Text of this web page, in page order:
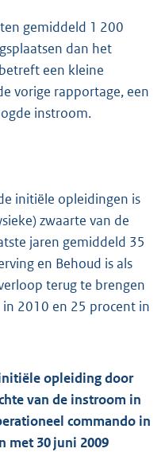
gemiddeld 1 200
dan het
een kleine
vorige rapportage, een
instroom.
initiële opleidingen is
zwaarte van de
jaren gemiddeld 35
en Behoud is als
terug te brengen
2010 en 25 procent in
opleiding door
van de instroom in
commando in
met 30 juni 2009